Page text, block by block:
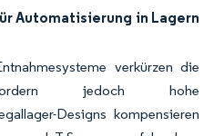
Automatisierung in Lagern
verkürzen die
jedoch hohe
Designs kompensieren